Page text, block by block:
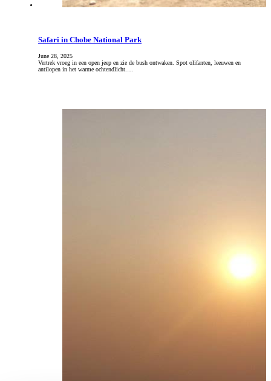
Safari in Chobe National Park
June 28, 2025
Vertrek vroeg in een open jeep en zie de bush ontwaken. Spot olifanten, leeuwen en
antilopen in het warme ochtendlicht.…